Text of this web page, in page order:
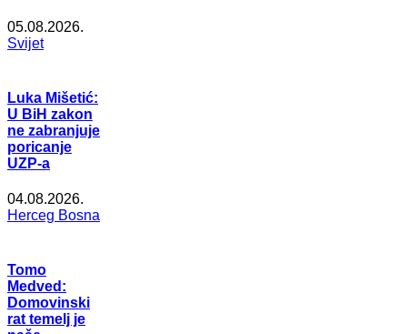
05.08.2026.
Svijet
Luka Mišetić:
U BiH zakon
ne zabranjuje
poricanje
UZP-a
04.08.2026.
Herceg Bosna
Tomo
Medved:
Domovinski
rat temelj je